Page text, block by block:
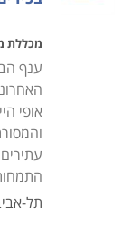
מכללת
ענף
אופי
תל-